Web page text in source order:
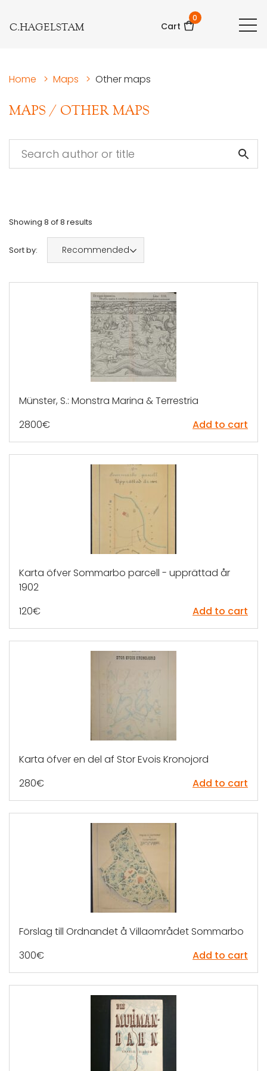
C.HAGELSTAM Cart
0
Home > Maps > Other maps
MAPS / OTHER MAPS
Showing 8 of8 results
Sort by: Recommended
Münster, S.: Monstra Marina & Terrestria
2800€ Add to cart
Karta öfver Sommarbo parcell - upprättad år
1902
120€ Add to cart
Karta öfver en del af Stor Evois Kronojord
280€ Add to cart
Förslag till Ordnandet å Villaområdet Sommarbo
300€ Add to cart